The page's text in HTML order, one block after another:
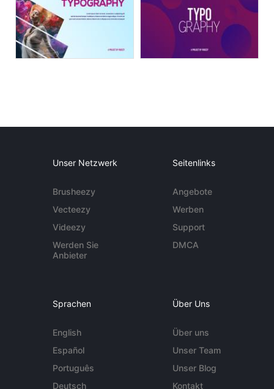
Unser Netzwerk
Brusheezy
Vecteezy
Videezy
Werden Sie
Anbieter
Seitenlinks
Angebote
Werben
Support
DMCA
Sprachen
English
Español
Português
Deutsch
Über Uns
Über uns
Unser Team
Unser Blog
Kontakt